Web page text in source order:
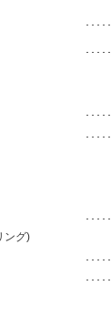
･････
･････
･････
･････
ング)
･････
･････
･････